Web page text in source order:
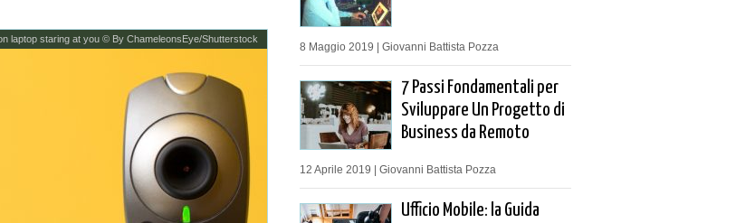
laptop staring at you © By ChameleonsEye/Shutterstock
8 Maggio 2019 | Giovanni Battista Pozza
7 Passi Fondamentali per
Sviluppare Un Progetto di
Business da Remoto
12 Aprile 2019 | Giovanni Battista Pozza
Ufficio Mobile: la Guida